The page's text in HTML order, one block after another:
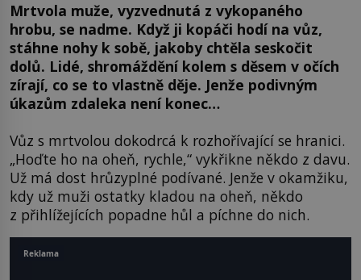
Mrtvola muže, vyzvednutá z vykopaného
hrobu, se nadme. Když ji kopáči hodí na vůz,
stáhne nohy k sobě, jakoby chtěla seskočit
dolů. Lidé, shromáždění kolem s děsem v očích
zírají, co se to vlastně děje. Jenže podivným
úkazům zdaleka není konec…
Vůz s mrtvolou dokodrcá k rozhořívající se hranici.
„Hoďte ho na oheň, rychle,“ vykřikne někdo z davu.
Už má dost hrůzyplné podívané. Jenže v okamžiku,
kdy už muži ostatky kladou na oheň, někdo
z přihlížejících popadne hůl a píchne do nich.
Reklama